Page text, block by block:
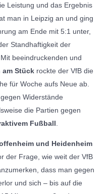
Leistung und das Ergebnis
man in Leipzig an und ging
am Ende mit 5:1 unter,
Standhaftigkeit der
beeindruckenden und
am Stück rockte der VfB die
für Woche aufs Neue ab.
Widerstände
die Partien gegen
Fußball
und Heidenheim
der Frage, wie weit der VfB
dass man gegen
und sich – bis auf die